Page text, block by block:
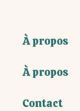
À propos
À propos
Contact